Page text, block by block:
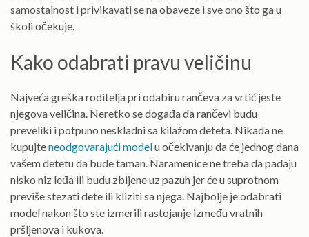
samostalnost i privikavati se na obaveze i sve ono što ga u
školi očekuje.
Kako odabrati pravu veličinu
Najveća greška roditelja pri odabiru rančeva za vrtić jeste
njegova veličina. Neretko se događa da rančevi budu
preveliki i potpuno neskladni sa kilažom deteta. Nikada ne
kupujteneodgovarajući modelu očekivanju da će jednog dana
vašem detetu da bude taman. Naramenice ne treba da padaju
nisko niz leđa ili budu zbijene uz pazuh jer će u suprotnom
previše stezati dete ili kliziti sa njega. Najbolje je odabrati
model nakon što ste izmerili rastojanje između vratnih
pršljenova i kukova.